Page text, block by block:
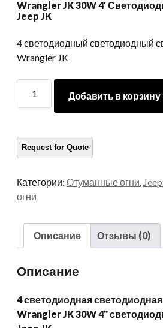
Wrangler JK 30W 4′
Jeep JK
4 светодиодный светодиодный
Wrangler JK
Светодиодная
светодиодная
для
Jeep
JK
30W
Светодиодный
Jeep
количество
Добавить в корзину
Категории: Отуманные огни
огни
Описание Отзывы (0)
Описание
4 светодиодная
Wrangler JK 30W 4"